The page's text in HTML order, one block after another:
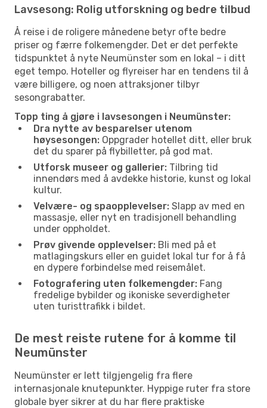
Lavsesong: Rolig utforskning og bedre tilbud
Å reise i de roligere månedene betyr ofte bedre
priser og færre folkemengder. Det er det perfekte
tidspunktet å nyte Neumünster som en lokal – i ditt
eget tempo. Hoteller og flyreiser har en tendens til å
være billigere, og noen attraksjoner tilbyr
sesongrabatter.
Topp ting å gjøre i lavsesongen i Neumünster:
Dra nytte av besparelser utenom
høysesongen: Oppgrader hotellet ditt, eller bruk
det du sparer på flybilletter, på god mat.
Utforsk museer og gallerier: Tilbring tid
innendørs med å avdekke historie, kunst og lokal
kultur.
Velvære- og spaopplevelser: Slapp av med en
massasje, eller nyt en tradisjonell behandling
under oppholdet.
Prøv givende opplevelser: Bli med på et
matlagingskurs eller en guidet lokal tur for å få
en dypere forbindelse med reisemålet.
Fotografering uten folkemengder: Fang
fredelige bybilder og ikoniske severdigheter
uten turisttrafikk i bildet.
De mest reiste rutene for å komme til
Neumünster
Neumünster er lett tilgjengelig fra flere
internasjonale knutepunkter. Hyppige ruter fra store
globale byer sikrer at du har flere praktiske